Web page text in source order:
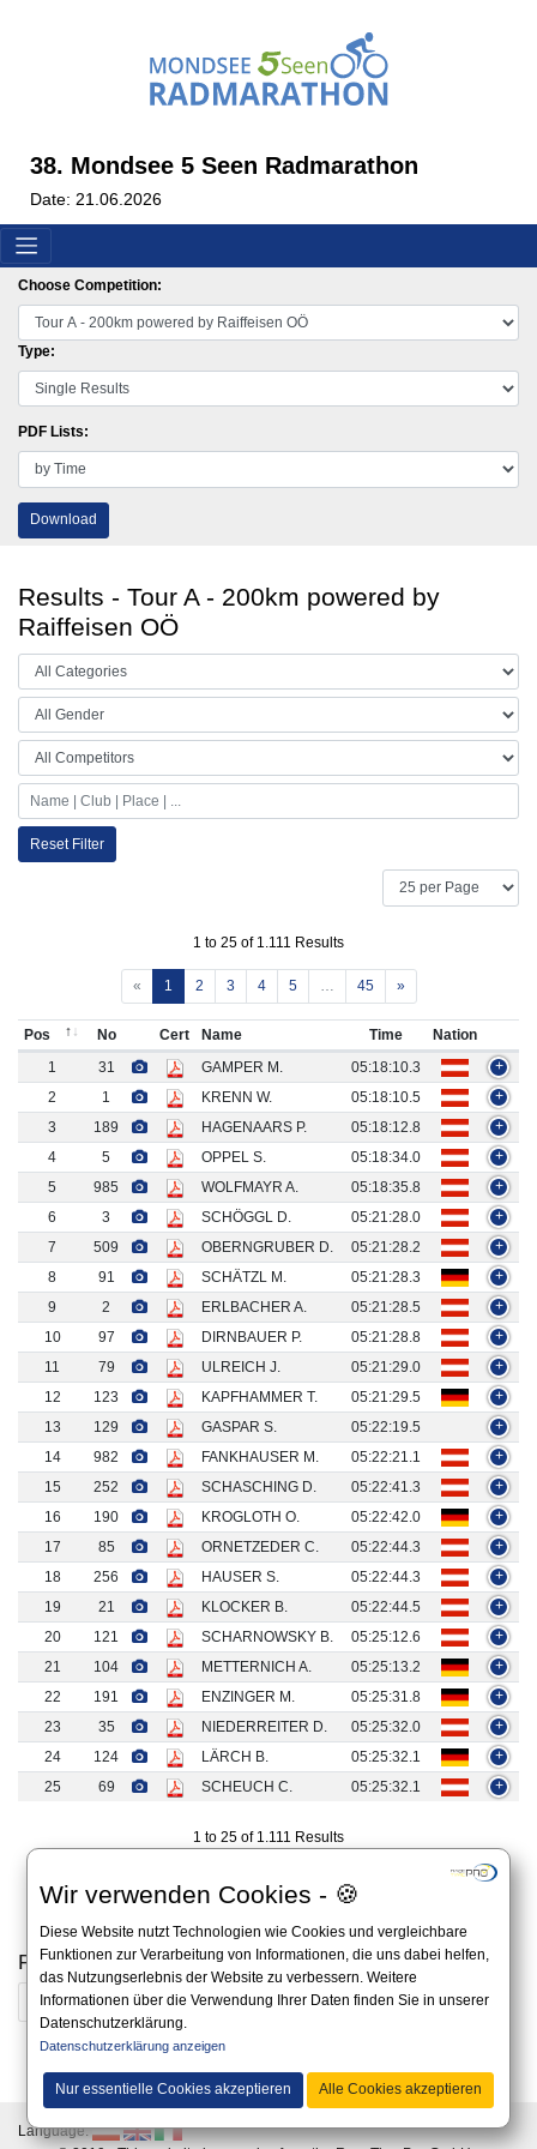
Wir verwenden Cookies - 🍪
Diese Website nutzt Technologien wie Cookies und vergleichbare
Funktionen zur Verarbeitung von Informationen, die uns dabei helfen,
das Nutzungserlebnis der Website zu verbessern. Weitere
Informationen über die Verwendung Ihrer Daten finden Sie in unserer
Datenschutzerklärung.
Datenschutzerklärung anzeigen
Nur essentielle Cookies akzeptieren Alle Cookies akzeptieren
38. Mondsee 5 Seen Radmarathon
Date: 21.06.2026
Choose Competition:
Type:
PDF Lists:
Download
Results - Tour A - 200km powered by
Raiffeisen OÖ
Reset Filter
1 to 25 of 1.111 Results
« 1 2 3 4 5 45 »
Pos No Cert Name Time
Nation
1
31 GAMPER M. 05:18:10.3
+
2
1 KRENN W. 05:18:10.5
+
3
189 HAGENAARS P. 05:18:12.8
+
4
5 OPPEL S. 05:18:34.0
+
5
985 WOLFMAYR A. 05:18:35.8
+
6
3 SCHÖGGL D. 05:21:28.0
+
7
509 OBERNGRUBER D. 05:21:28.2
+
8
91 SCHÄTZL M. 05:21:28.3
+
9
2 ERLBACHER A. 05:21:28.5
+
10
97 DIRNBAUER P. 05:21:28.8
+
11
79 ULREICH J. 05:21:29.0
+
12
123 KAPFHAMMER T. 05:21:29.5
+
13
129 GASPAR S. 05:22:19.5
+
14
982 FANKHAUSER M. 05:22:21.1
+
15
252 SCHASCHING D. 05:22:41.3
+
16
190 KROGLOTH O. 05:22:42.0
+
17
85 ORNETZEDER C. 05:22:44.3
+
18
256 HAUSER S. 05:22:44.3
+
19
21 KLOCKER B. 05:22:44.5
+
20
121 SCHARNOWSKY B. 05:25:12.6
+
21
104 METTERNICH A. 05:25:13.2
+
22
191 ENZINGER M. 05:25:31.8
+
23
35 NIEDERREITER D. 05:25:32.0
+
24
124 LÄRCH B. 05:25:32.1
+
25
69 SCHEUCH C. 05:25:32.1 +
1 to 25 of 1.111 Results
Previous results
2025 2024 2023 2022
Language: